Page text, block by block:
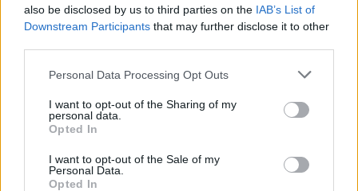
also be disclosed by us to third parties on the IAB’s List of
Downstream Participants that may further disclose it to other
Please note that this website/app uses one or more Google
not limited to your visit or usage behaviour. You may click to
grant or deny consent to Google and its third-party tags to
use your data for below specified purposes in below Google
consent section.
Personal Data Processing Opt Outs
I want to opt-out of the Sharing of my
personal data.
Opted In
I want to opt-out of the Sale of my
Personal Data.
Opted In
A szerdai napon ismét egy nagyobb sétára
készültünk, melyben azért volt egy könnyedebb
indultunk ...